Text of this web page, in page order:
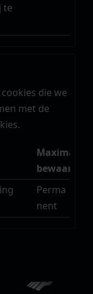
te
die we
met de
Maximale
Perma
nent